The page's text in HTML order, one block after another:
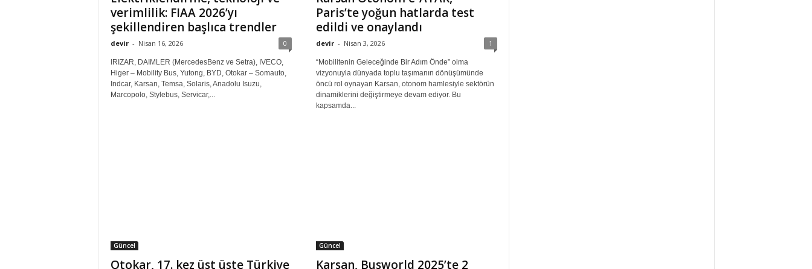
verimlilik: FIAA 2026’yı
şekillendiren başlıca trendler
devir - Nisan 16, 2026 0
IRIZAR, DAIMLER (MercedesBenz ve Setra), IVECO,
Higer – Mobility Bus, Yutong, BYD, Otokar – Somauto,
Indcar, Karsan, Temsa, Solaris, Anadolu Isuzu,
Marcopolo, Stylebus, Servicar,...
Paris’te yoğun hatlarda test
edildi ve onaylandı
devir - Nisan 3, 2026 1
“Mobilitenin Geleceğinde Bir Adım Önde” olma
vizyonuyla dünyada toplu taşımanın dönüşümünde
öncü rol oynayan Karsan, otonom hamlesiyle sektörün
dinamiklerini değiştirmeye devam ediyor. Bu
kapsamda...
Güncel
Otokar, 17. kez üst üste Türkiye
Güncel
Karsan, Busworld 2025’te 2